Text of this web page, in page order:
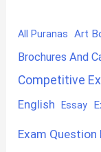
All Puranas Art
Brochures And
Competitive
English Essay
Exam Question